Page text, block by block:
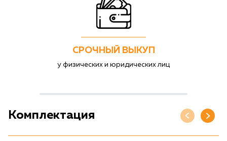
СРОЧНЫЙ ВЫКУП
у физических и юридических лиц
Комплектация